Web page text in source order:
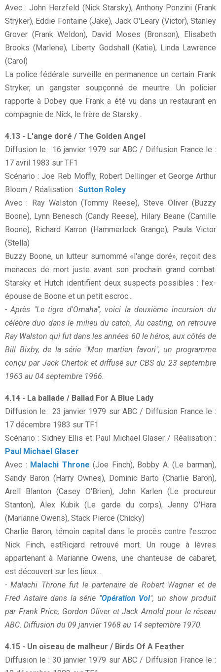
Avec : John Herzfeld (Nick Starsky), Anthony Ponzini (Frank
Stryker), Eddie Fontaine (Jake), Jack O'Leary (Victor), Stanley
Grover (Frank Weldon), David Moses (Bronson), Elisabeth
Brooks (Marlene), Liberty Godshall (Katie), Linda Lawrence
(Carol)
La police fédérale surveille en permanence un certain Frank
Stryker, un gangster soupçonné de meurtre. Un policier
rapporte à Dobey que Frank a été vu dans un restaurant en
compagnie de Nick, le frère de Starsky...
4.13 - L'ange doré / The Golden Angel
Diffusion le : 16 janvier 1979 sur ABC / Diffusion France le :
17 avril 1983 sur TF1
Scénario : Joe Reb Moffly, Robert Dellinger et George Arthur
Bloom / Réalisation : Sutton Roley
Avec : Ray Walston (Tommy Reese), Steve Oliver (Buzzy
Boone), Lynn Benesch (Candy Reese), Hilary Beane (Camille
Boone), Richard Karron (Hammerlock Grange), Paula Victor
(Stella)
Buzzy Boone, un lutteur surnommé «l'ange doré», reçoit des
menaces de mort juste avant son prochain grand combat.
Starsky et Hutch identifient deux suspects possibles : l'ex-
épouse de Boone et un petit escroc...
- Après "Le tigre d'Omaha", voici la deuxième incursion du
célèbre duo dans le milieu du catch. Au casting, on retrouve
Ray Walston qui fut dans les années 60 le héros, aux côtés de
Bill Bixby, de la série "Mon martien favori", un programme
conçu par Jack Chertok et diffusé sur CBS du 23 septembre
1963 au 04 septembre 1966.
4.14 - La ballade / Ballad For A Blue Lady
Diffusion le : 23 janvier 1979 sur ABC / Diffusion France le :
17 décembre 1983 sur TF1
Scénario : Sidney Ellis et Paul Michael Glaser / Réalisation :
Paul Michael Glaser
Avec : Malachi Throne (Joe Finch), Bobby A. (Le barman),
Sandy Baron (Harry Ownes), Dominic Barto (Charlie Baron),
Arell Blanton (Casey O'Brien), John Karlen (Le procureur
Stanton), Alex Kubik (Le garde du corps), Jenny O'Hara
(Marianne Owens), Stack Pierce (Chicky)
Charlie Baron, témoin capital dans le procès contre l'escroc
Nick Finch, estRicjard retrouvé mort. Un rouge à lèvres
appartenant à Marianne Owens, une chanteuse de cabaret,
est découvert sur les lieux...
- Malachi Throne fut le partenaire de Robert Wagner et de
Fred Astaire dans la série "Opération Vol", un show produit
par Frank Price, Gordon Oliver et Jack Arnold pour le réseau
ABC. Diffusion du 09 janvier 1968 au 14 septembre 1970.
4.15 - Un oiseau de malheur / Birds Of A Feather
Diffusion le : 30 janvier 1979 sur ABC / Diffusion France le :